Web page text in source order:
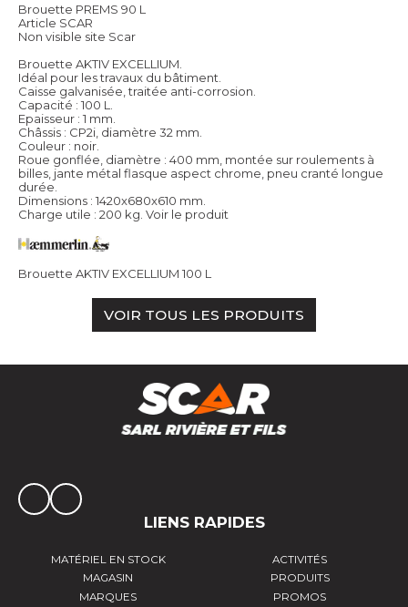
Brouette PREMS 90 L
Article SCAR
Non visible site Scar
Brouette AKTIV EXCELLIUM.
Idéal pour les travaux du bâtiment.
Caisse galvanisée, traitée anti-corrosion.
Capacité : 100 L.
Epaisseur : 1 mm.
Châssis : CP2i, diamètre 32 mm.
Couleur : noir.
Roue gonflée, diamètre : 400 mm, montée sur roulements à
billes, jante métal flasque aspect chrome, pneu cranté longue
durée.
Dimensions : 1420x680x610 mm.
Charge utile : 200 kg. Voir le produit
Brouette AKTIV EXCELLIUM 100 L
VOIR TOUS LES PRODUITS
LIENS RAPIDES
MATÉRIEL EN STOCK
ACTIVITÉS
MAGASIN
PRODUITS
MARQUES
PROMOS